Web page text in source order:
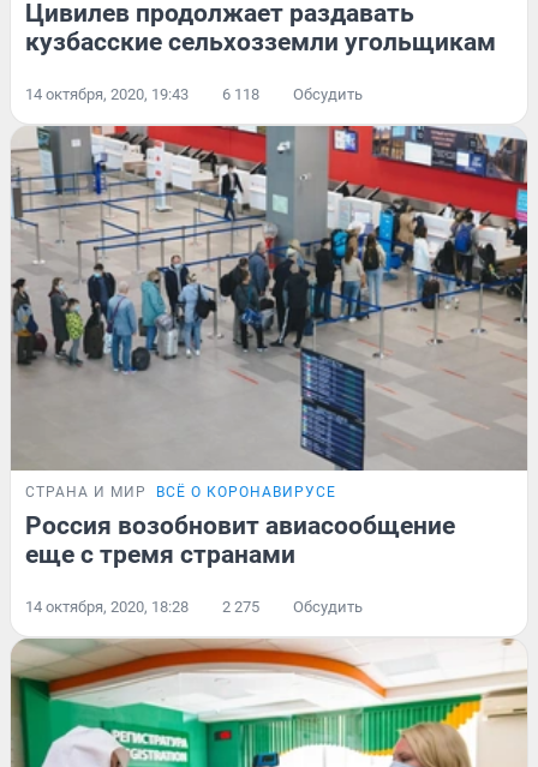
Цивилев продолжает раздавать
кузбасские сельхозземли угольщикам
14 октября, 2020, 19:43 6 118 Обсудить
СТРАНА И МИР ВСЁ О КОРОНАВИРУСЕ
Россия возобновит авиасообщение
еще с тремя странами
14 октября, 2020, 18:28 2 275 Обсудить